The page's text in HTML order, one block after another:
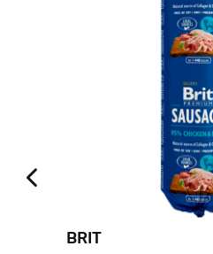
BRIT